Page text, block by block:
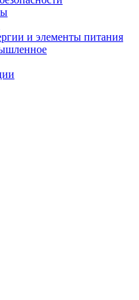
и элементы питания